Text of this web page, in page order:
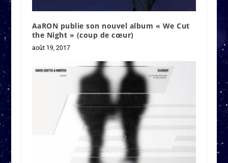
AaRON publie son nouvel album « We Cut
the Night » (coup de cœur)
août 19, 2017